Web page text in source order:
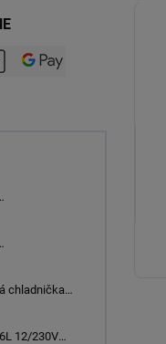
litrov, -20C
litrov, -22C
chladnička
-20C
12/230V